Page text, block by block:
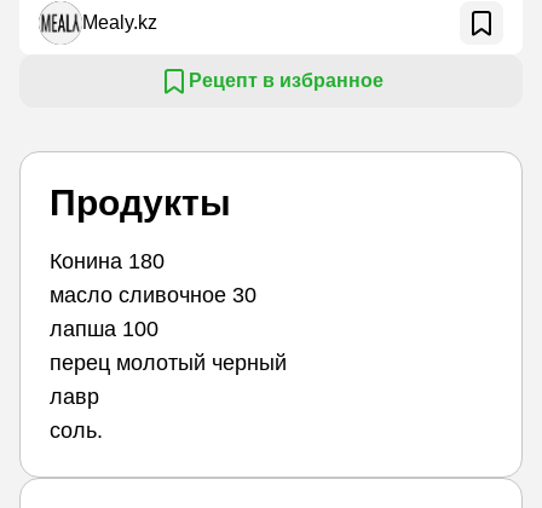
Mealy.kz
Рецепт в избранное
Продукты
Конина 180
масло сливочное 30
лапша 100
перец молотый черный
лавр
соль.